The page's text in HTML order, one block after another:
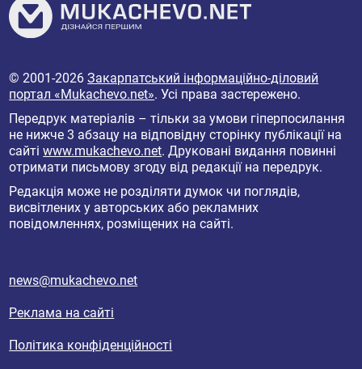
© 2001-2026Закарпатський інформаційно-діловий
портал «Mukachevo.net». Усі права застережено.
Передрук матеріалів – тільки за умови гіперпосилання
не нижче 3 абзацу на відповідну сторінку публікації на
сайтіwww.mukachevo.net. Друковані видання повинні
отримати письмову згоду від редакції на передрук.
Редакція може не розділяти думок чи поглядів,
висвітлених у авторських або рекламних
повідомленнях, розміщених на сайті.
news@mukachevo.net
Реклама на сайті
Політика конфіденційності